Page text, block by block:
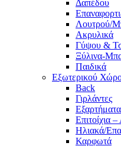
Δαπέδου
Λουτρού/
Ακρυλικά
Γύψου &
Ξύλινα-
Παιδικά
Εξωτερικού
Back
Γιρλάντες
Επιτοίχια
Ηλιακά/
Καρφωτά